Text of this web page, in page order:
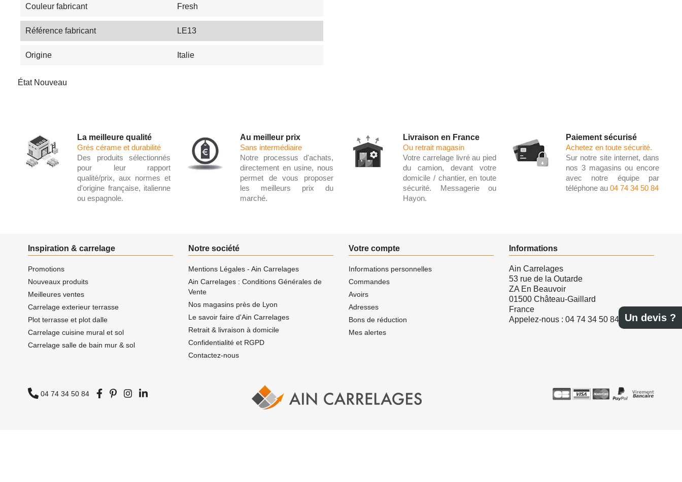
Un devis ?
Couleur fabricant Fresh
Référence fabricant LE13
Origine Italie
État Nouveau
La meilleure qualité
Grés cérame et durabilité
Des produits sélectionnés
pour leur rapport
qualité/prix, aux normes et
d'origine française, italienne
ou espagnole.
Au meilleur prix
Sans intermédiaire
Notre processus d'achats,
directement en usine, nous
permet de vous proposer
les meilleurs prix du
marché.
Livraison en France
Ou retrait magasin
Votre carrelage livré au pied
du camion, devant votre
domicile / chantier, en toute
sécurité. Messagerie ou
Hayon.
Paiement sécurisé
Achetez en toute sécurité.
Sur notre site internet, dans
nos 3 magasins ou encore
avec notre équipe par
téléphone au 04 74 34 50 84
Inspiration & carrelage
Promotions
Nouveaux produits
Meilleures ventes
Carrelage exterieur terrasse
Plot terrasse et plot dalle
Carrelage cuisine mural et sol
Carrelage salle de bain mur & sol
Notre société
Mentions Légales - Ain Carrelages
Ain Carrelages : Conditions Générales de
Vente
Nos magasins près de Lyon
Le savoir faire d'Ain Carrelages
Retrait & livraison à domicile
Confidentialité et RGPD
Contactez-nous
Votre compte
Informations personnelles
Commandes
Avoirs
Adresses
Bons de réduction
Mes alertes
Informations
Ain Carrelages
53 rue de la Outarde
ZA En Beauvoir
01500 Château-Gaillard
France
Appelez-nous : 04 74 34 50 84
04 74 34 50 84